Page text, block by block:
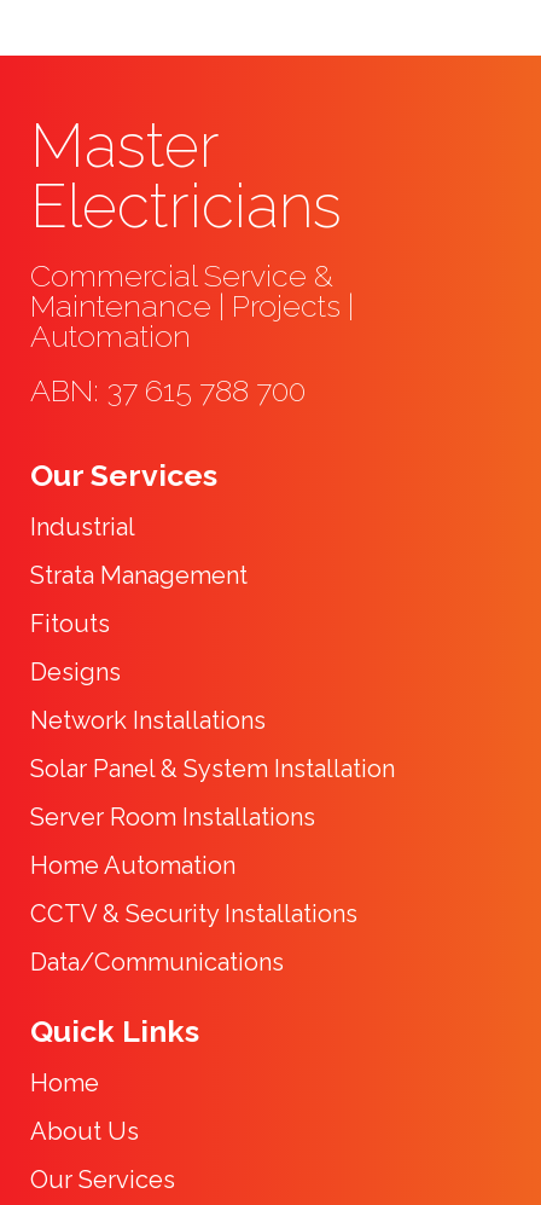
Master
Electricians
Commercial Service &
Maintenance | Projects |
Automation
ABN: 37 615 788 700
Our Services
Industrial
Strata Management
Fitouts
Designs
Network Installations
Solar Panel & System Installation
Server Room Installations
Home Automation
CCTV & Security Installations
Data/Communications
Quick Links
Home
About Us
Our Services